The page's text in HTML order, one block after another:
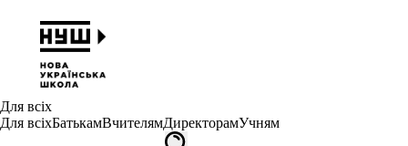
Для всіх
Для всіхБатькамВчителямДиректорамУчням